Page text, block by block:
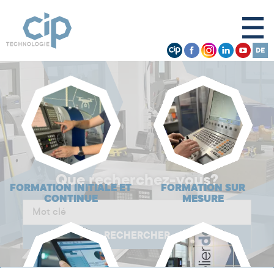
Que recherchez-vous?
FORMATION INITIALE ET
CONTINUE
FORMATION SUR
MESURE